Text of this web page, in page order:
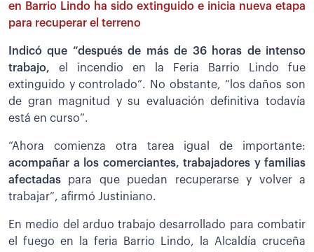
en Barrio Lindo ha sido extinguido e inicia nueva etapa
para recuperar el terreno
Indicó que “después de más de 36 horas de intenso
trabajo, el incendio en la Feria Barrio Lindo fue
extinguido y controlado”. No obstante, “los daños son
de gran magnitud y su evaluación definitiva todavía
está en curso”.
“Ahora comienza otra tarea igual de importante:
acompañar a los comerciantes, trabajadores y familias
afectadas para que puedan recuperarse y volver a
trabajar”, afirmó Justiniano.
En medio del arduo trabajo desarrollado para combatir
el fuego en la feria Barrio Lindo, la Alcaldía cruceña